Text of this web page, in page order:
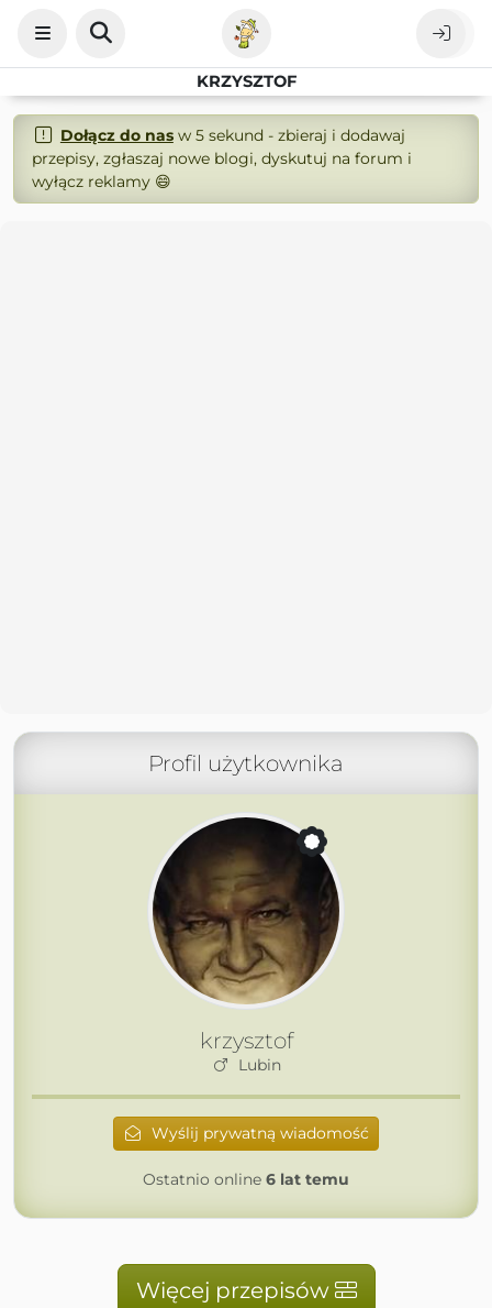
KRZYSZTOF
Dołącz do nasw 5 sekund - zbieraj i dodawaj
przepisy, zgłaszaj nowe blogi, dyskutuj na forum i
wyłącz reklamy 😄
Profil użytkownika
krzysztof
Lubin
Wyślij prywatną wiadomość
Ostatnio online 6 lat temu
Więcej przepisów